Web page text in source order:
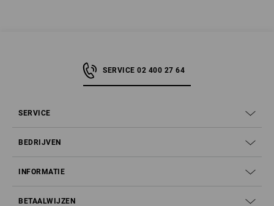
SERVICE 02 400 27 64
SERVICE
BEDRIJVEN
INFORMATIE
BETAALWIJZEN